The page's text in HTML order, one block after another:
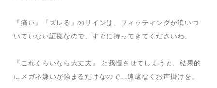
『痛い』『ズレる』のサインは、フィッティングが追いつ
いていない証拠なので、すぐに持ってきてくださいね。
『これくらいなら大丈夫』 と我慢させてしまうと、結果的
にメガネ嫌いが強まるだけなので…遠慮なくお声掛けを。